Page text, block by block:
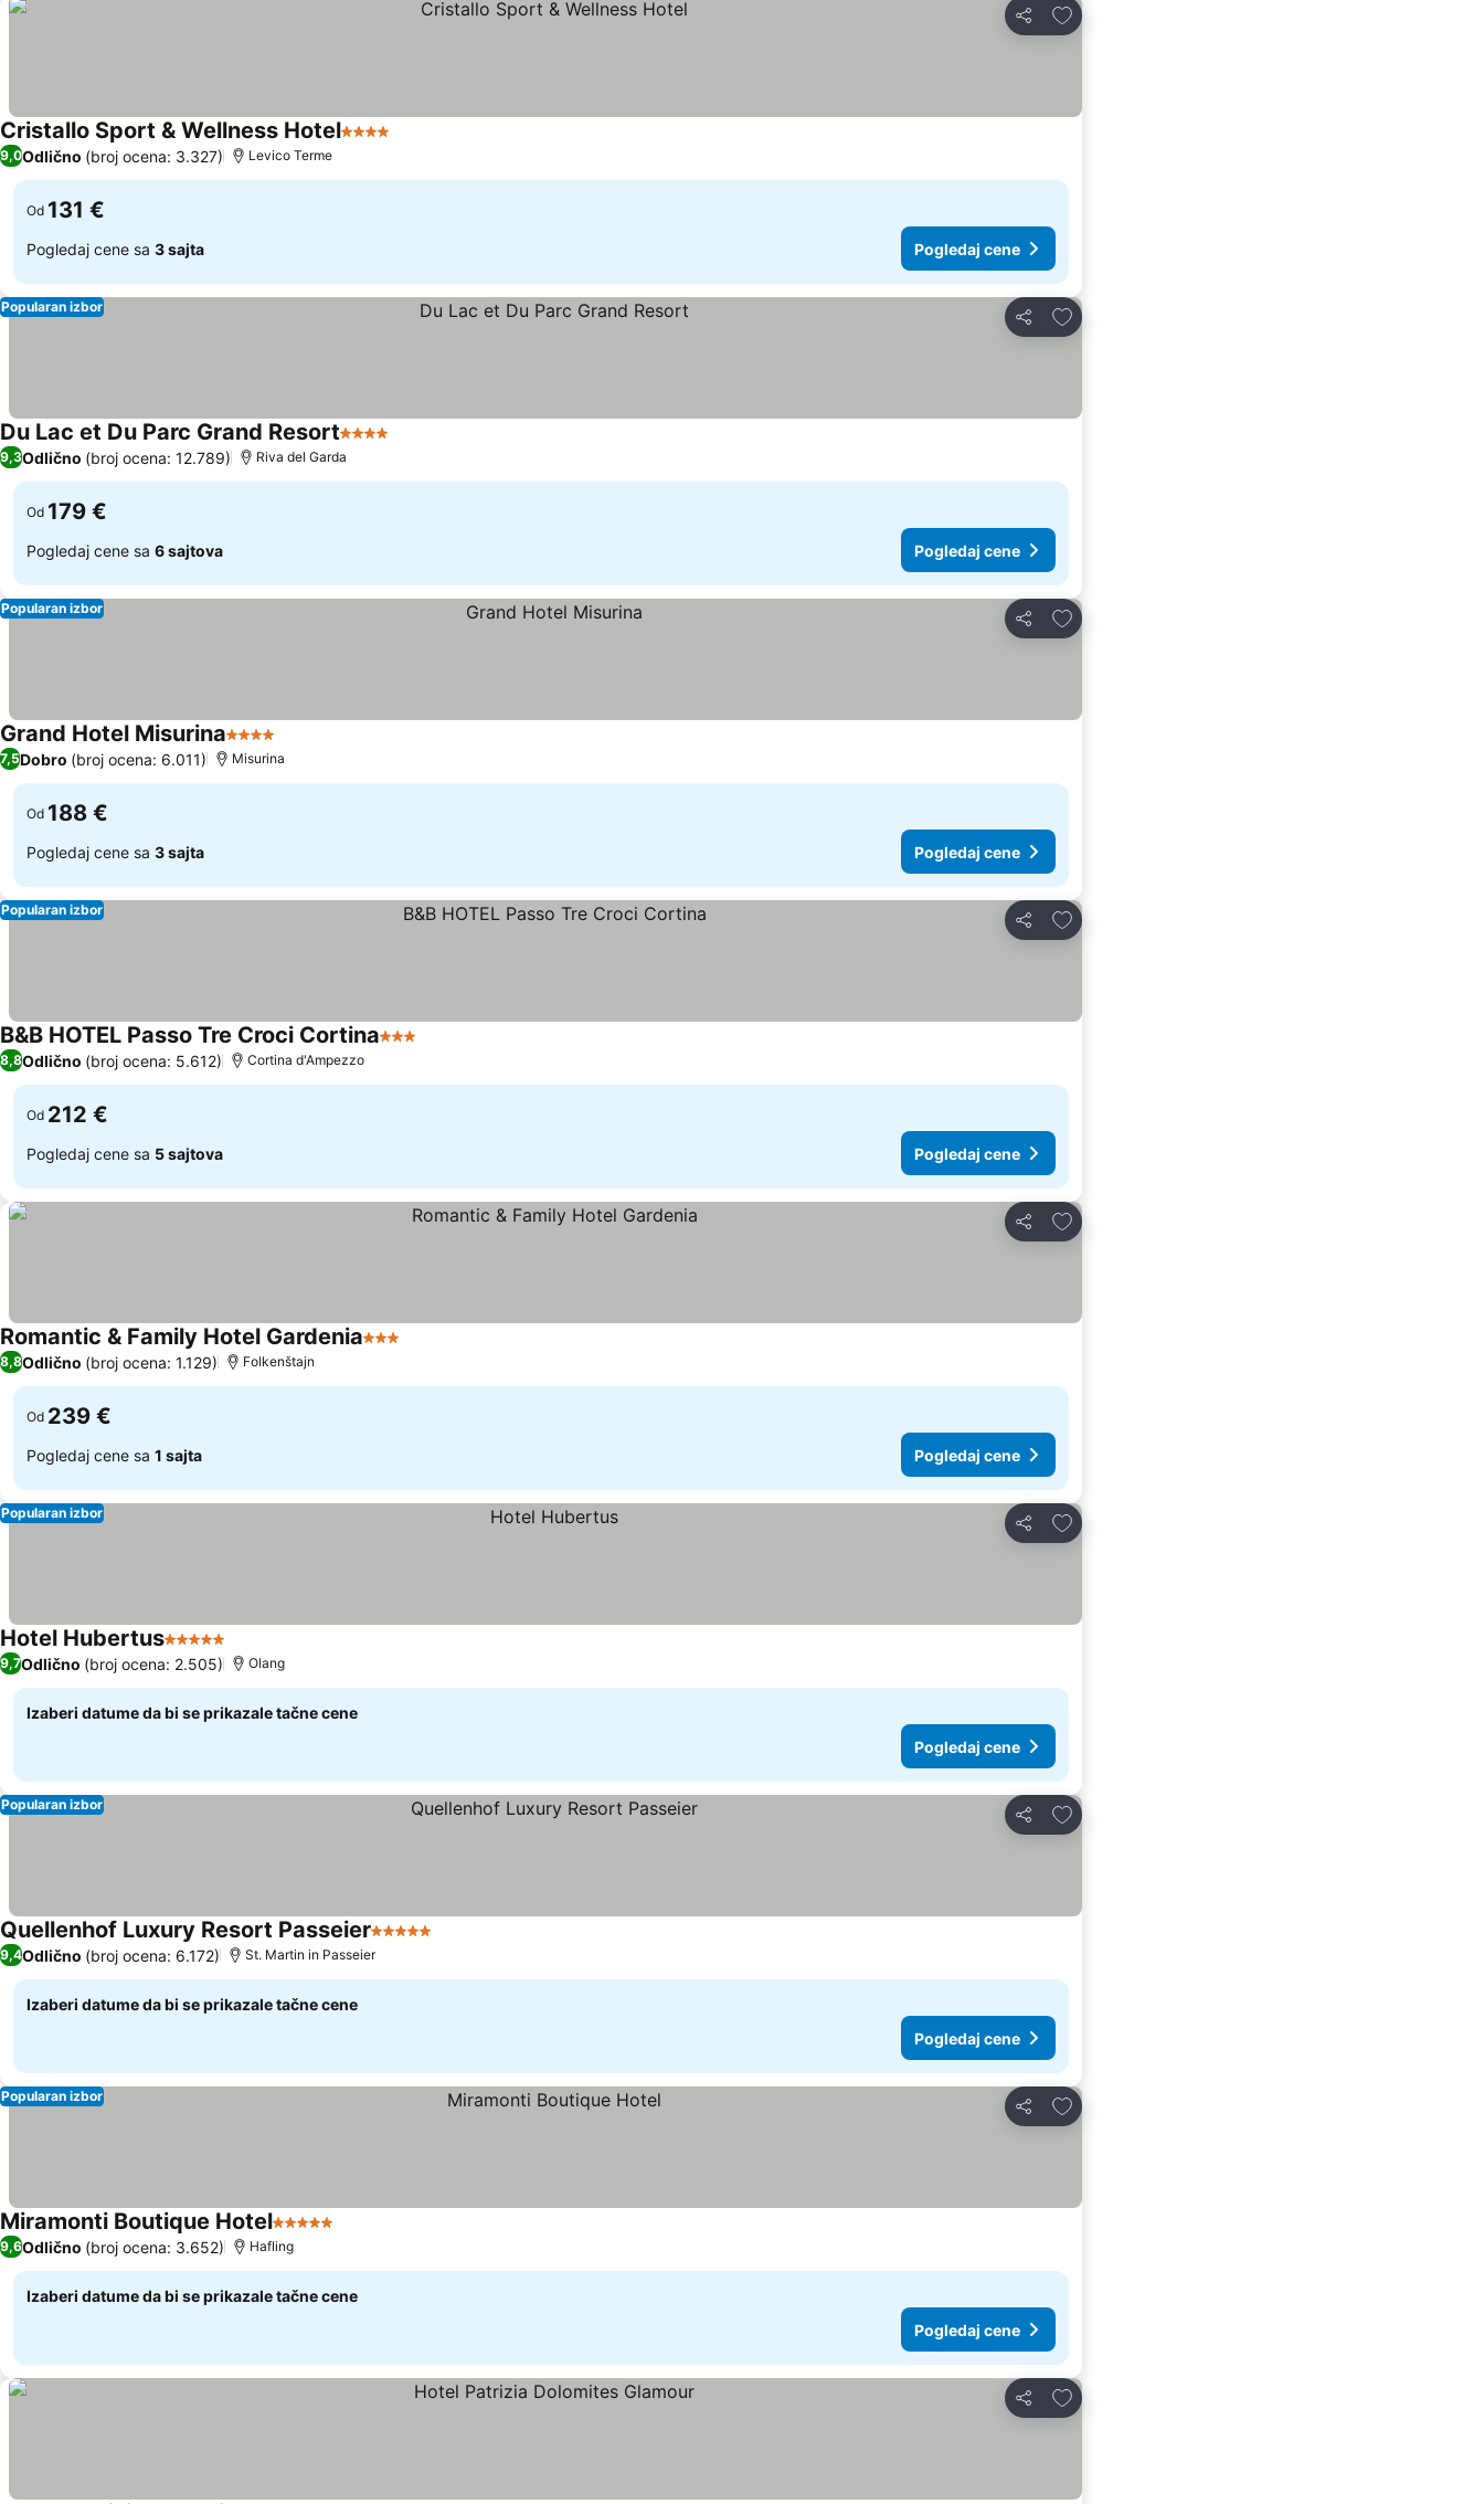
Deli
Dodati u favorite
Cristallo Sport & Wellness Hotel4 Zvezdice
9,0Odlično (broj ocena: 3.327) Levico Terme
Od 131 €
Pogledaj cene sa 3 sajta Pogledaj cene
Deli
Dodati u favorite
Popularan izbor
Du Lac et Du Parc Grand Resort4 Zvezdice
9,3Odlično (broj ocena: 12.789) Riva del Garda
Od 179 €
Pogledaj cene sa 6 sajtova Pogledaj cene
Deli
Dodati u favorite
Popularan izbor
Grand Hotel Misurina4 Zvezdice
7,5Dobro (broj ocena: 6.011) Misurina
Od 188 €
Pogledaj cene sa 3 sajta Pogledaj cene
Deli
Dodati u favorite
Popularan izbor
B&B HOTEL Passo Tre Croci Cortina3 Zvezdice
8,8Odlično (broj ocena: 5.612) Cortina d'Ampezzo
Od 212 €
Pogledaj cene sa 5 sajtova Pogledaj cene
Deli
Dodati u favorite
Romantic & Family Hotel Gardenia3 Zvezdice
8,8Odlično (broj ocena: 1.129) Folkenštajn
Od 239 €
Pogledaj cene sa 1 sajta Pogledaj cene
Deli
Dodati u favorite
Popularan izbor
Hotel Hubertus5 Zvezdice
9,7Odlično (broj ocena: 2.505) Olang
Izaberi datume da bi se prikazale tačne cene
Pogledaj cene
Deli
Dodati u favorite
Popularan izbor
Quellenhof Luxury Resort Passeier5 Zvezdice
9,4Odlično (broj ocena: 6.172) St. Martin in Passeier
Izaberi datume da bi se prikazale tačne cene
Pogledaj cene
Deli
Dodati u favorite
Popularan izbor
Miramonti Boutique Hotel5 Zvezdice
9,6Odlično (broj ocena: 3.652) Hafling
Izaberi datume da bi se prikazale tačne cene
Pogledaj cene
Deli
Dodati u favorite